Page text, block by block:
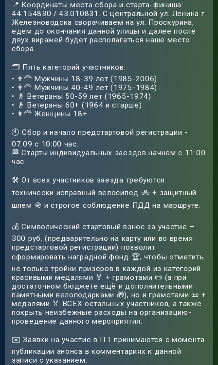
📍 Координаты места сбора и старта-финиша:
44.154830 / 43.010831. С центральной ул. Ленина г.
Железноводска сворачиваем на ул. Проскурина,
едем до окончания данной улицы и далее после
двух виражей будет располагаться наше место
сбора.
🗂 Пять категорий участников:
• 👨‍🦰 Мужчины 18-39 лет (1985-2006)
• 👨‍🦳 Мужчины 40-49 лет (1975-1984)
• 👴 Ветераны 50-59 лет (1965-1974)
• 👴 Ветераны 60+ (1964 и старше)
• 👩‍🦰 Женщины 18+
🕙 Сбор и начало предстартовой регистрации -
07.09 с 10:00 час.
🏁 Старты индивидуальных заездов начнём с 11:00
час.
🛠️ От всех участников заезда требуются:
технически исправный велосипед 🚲 + защитный
шлем 🪖 и строгое соблюдение ПДД на маршруте.
💰 Символический стартовый взнос за участие –
300 руб. (предварительно на карту или во время
предстартовой регистрации) позволит
сформировать наградной фонд 🏆, чтобы отметить
не только тройки призёров в каждой из категорий
красивыми медалями 🏅 + грамотами 📜 (а при
достаточном бюджете ещё и дополнительными
памятными велоподарками 🎁), но и грамотами 📜 +
медалями 🏅 ВСЕХ остальных участников, а также
покрыть неизбежные расходы на организацию-
проведение данного мероприятия.
✉️ Заявки на участие в ITT принимаются с момента
публикации анонса в комментариях к данной
записи с указанием: